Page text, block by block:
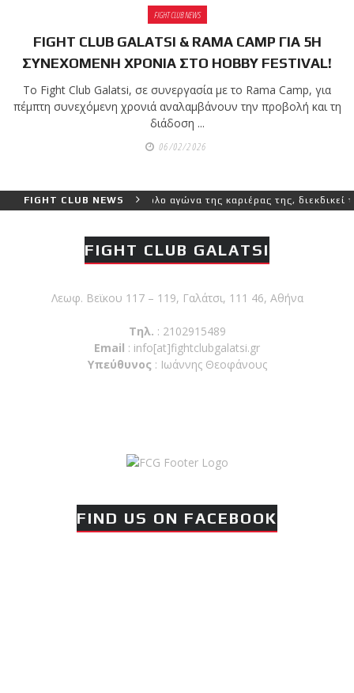
Θεοφάνους
με την υποστήριξη της
Club Galatsi ολοκλήρωσαν
έγχρωμων ζωνών!
Με μεγάλη επιτυχία
πραγματοποιήθηκε το
Brazilian Jiu-Jitsu με τον
Gracie στο Fight Club
Galatsi!
Degree, σε σεμινάριο BJJ
Galatsi..!
FIGHT CLUB NEWS
FIGHT CLUB GALATSI & RAMA CAMP ΓΙΑ 5Η
ΣΥΝΕΧΟΜΕΝΗ ΧΡΟΝΙΑ ΣΤΟ HOBBY FESTIVAL!
Το Fight Club Galatsi, σε συνεργασία με το Rama Camp, για
πέμπτη συνεχόμενη χρονιά αναλαμβάνουν την προβολή και τη
διάδοση ...
06/02/2026
FIGHT CLUB NEWS
και πιο δύσκολο αγώνα της καριέρας της, διεκδικεί
FIGHT CLUB GALATSI
Λεωφ. Βεϊκου 117 – 119, Γαλάτσι, 111 46, Αθήνα
Τηλ. : 2102915489
Email : info[at]fightclubgalatsi.gr
Υπεύθυνος : Ιωάννης Θεοφάνους
FIND US ON FACEBOOK